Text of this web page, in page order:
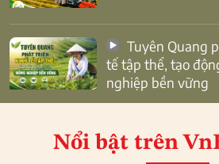
tế tập thể, tạo
nghiệp bền vững
Nổi bật trên